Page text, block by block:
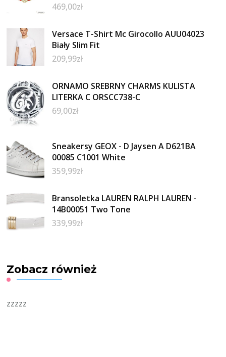
469,00zł
Versace T-Shirt Mc Girocollo AUU04023
Biały Slim Fit
209,99zł
ORNAMO SREBRNY CHARMS KULISTA
LITERKA C ORSCC738-C
69,00zł
Sneakersy GEOX - D Jaysen A D621BA
00085 C1001 White
359,99zł
Bransoletka LAUREN RALPH LAUREN -
14B00051 Two Tone
339,99zł
Zobacz również
zzzzz